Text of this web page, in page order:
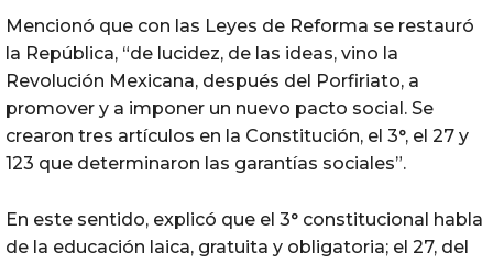
Mencionó que con las Leyes de Reforma se restauró
la República, “de lucidez, de las ideas, vino la
Revolución Mexicana, después del Porfiriato, a
promover y a imponer un nuevo pacto social. Se
crearon tres artículos en la Constitución, el 3°, el 27 y
123 que determinaron las garantías sociales”.
En este sentido, explicó que el 3° constitucional habla
de la educación laica, gratuita y obligatoria; el 27, del